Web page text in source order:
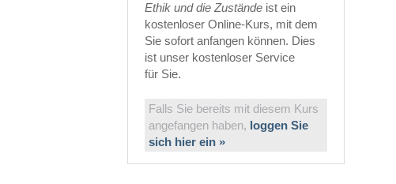
Ethik und die Zustände ist ein
kostenloser Online-Kurs, mit dem
Sie sofort anfangen können. Dies
ist unser kostenloser Service
für Sie.
Falls Sie bereits mit diesem Kurs
angefangen haben, loggen Sie
sich hier ein »